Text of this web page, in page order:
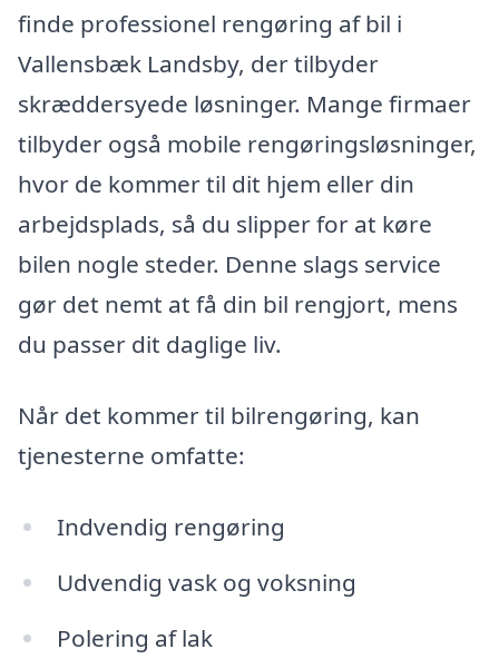
finde professionel rengøring af bil i
Vallensbæk Landsby, der tilbyder
skræddersyede løsninger. Mange firmaer
tilbyder også mobile rengøringsløsninger,
hvor de kommer til dit hjem eller din
arbejdsplads, så du slipper for at køre
bilen nogle steder. Denne slags service
gør det nemt at få din bil rengjort, mens
du passer dit daglige liv.
Når det kommer til bilrengøring, kan
tjenesterne omfatte:
Indvendig rengøring
Udvendig vask og voksning
Polering af lak